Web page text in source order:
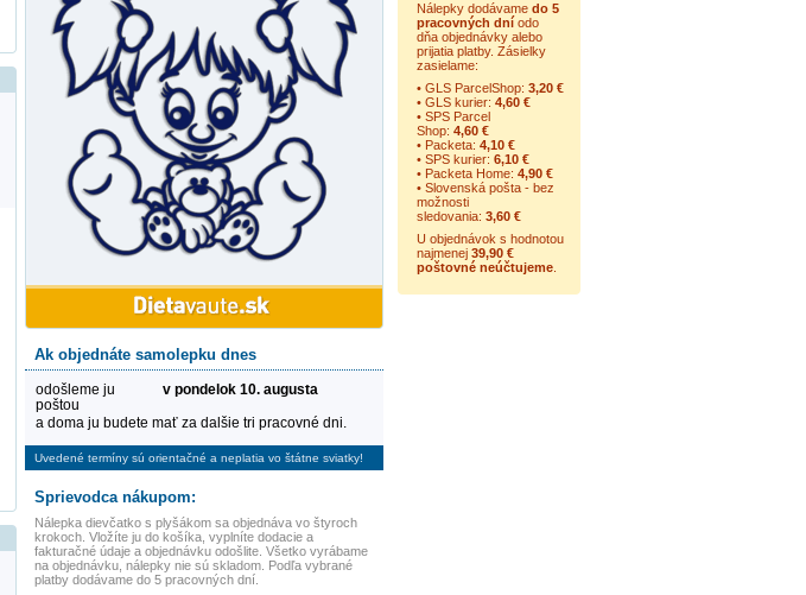
Ak objednáte samolepku dnes
odošleme ju
poštou
v pondelok 10. augusta
a doma ju budete mať za dalšie tri pracovné dni.
Uvedené termíny sú orientačné a neplatia vo štátne sviatky!
Sprievodca nákupom:
Nálepka dievčatko s plyšákomsa objednáva vo štyroch
krokoch. Vložíte ju do košíka, vyplníte dodacie a
fakturačné údaje a objednávku odošlite. Všetko vyrábame
na objednávku, nálepky nie sú skladom. Podľa vybrané
platby dodávame do 5 pracovných dní.
Nálepky dodávame do 5
pracovných dníodo
dňa objednávky alebo
prijatia platby. Zásielky
zasielame:
• GLS ParcelShop: 3,20 €
• GLS kurier: 4,60 €
• SPS Parcel
Shop: 4,60 €
• Packeta: 4,10 €
• SPS kurier: 6,10 €
• Packeta Home: 4,90 €
• Slovenská pošta - bez
možnosti
sledovania: 3,60 €
U objednávok s hodnotou
najmenej 39,90 €
poštovné neúčtujeme.